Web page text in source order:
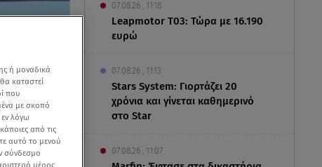
07.08.26 , 11:18
Leapmotor T03: Τώρα με 16.190
ευρώ
07.08.26 , 11:13
Stars System: Γιορτάζει 20
χρόνια και γίνεται καθημερινό
στο Star
07.08.26 , 11:07
ή μοναδικά
καταστεί
που
με σκοπό
λόγω
από τις
αυτό το μενού
σύνδεσμο
μέρος